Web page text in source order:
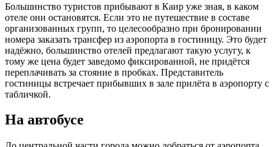
Большинство туристов прибывают в Каир уже зная, в каком
отеле они остановятся. Если это не путешествие в составе
организованных групп, то целесообразно при бронировании
номера заказать трансфер из аэропорта в гостиницу. Это будет
надёжно, большинство отелей предлагают такую услугу, к
тому же цена будет заведомо фиксированной, не придётся
переплачивать за стояние в пробках. Представитель
гостиницы встречает прибывших в зале прилёта в аэропорту с
табличкой.
На автобусе